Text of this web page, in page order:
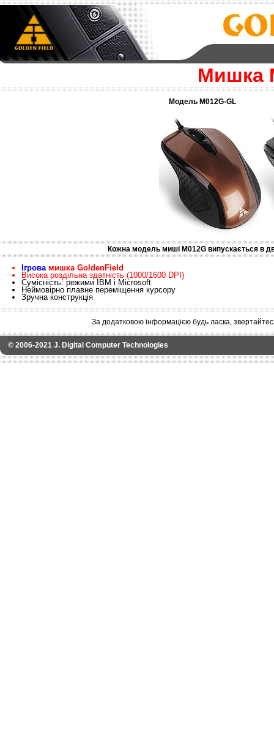
Мишка
Модель M012G-GL
Кожна модель миші M012G випускається в
ІгровамишкаGoldenField
Висока роздільна здатність (1000/1600 DPI)
Сумісність: режими IBM і Microsoft
Неймовірно плавне переміщення курсору
Зручна конструкція
За додатковою інформацією будь ласка,
© 2006-2021 J. Digital Computer Technologies